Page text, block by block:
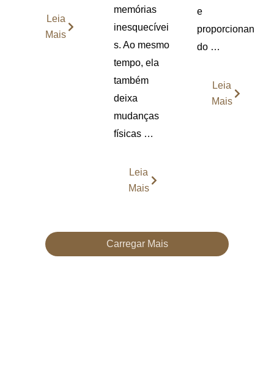
Leia
Mais
memórias
inesquecívei
s. Ao mesmo
tempo, ela
também
deixa
mudanças
físicas …
Leia
Mais
e
proporcionan
do …
Leia
Mais
Carregar Mais